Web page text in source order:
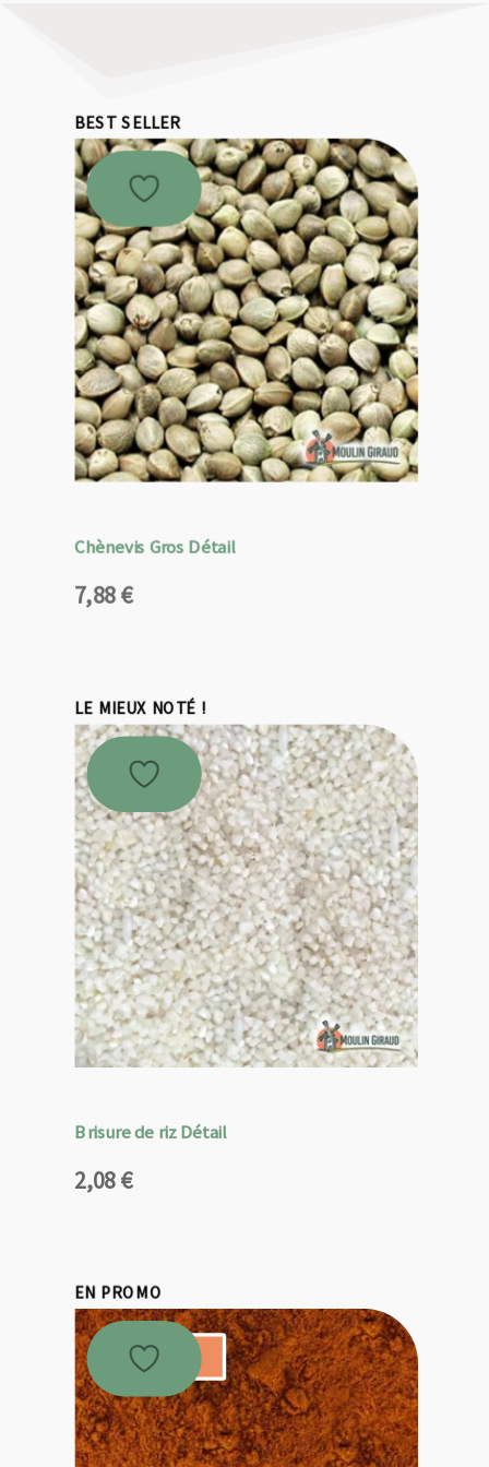
BEST SELLER
Chènevis Gros Détail
7,88€
LE MIEUX NOTÉ !
Brisure de riz Détail
2,08€
EN PROMO
Promo !